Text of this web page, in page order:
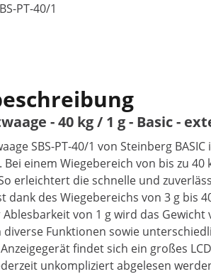
PT-40/1
- 40 kg / 1 g - Basic -
SBS-PT-40/1 von Steinberg
einem Wiegebereich von bis zu
erleichtert die schnelle und
dank des Wiegebereichs von 3 g bis
Ablesbarkeit von 1 g wird das
diverse Funktionen sowie
findet sich ein großes
unkompliziert abgelesen